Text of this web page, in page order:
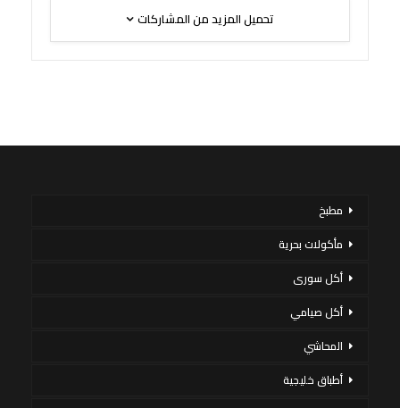
تحميل المزيد من المشاركات
مطبخ
مأكولات بحرية
أكل سورى
أكل صيامي
المحاشي
أطباق خليجية